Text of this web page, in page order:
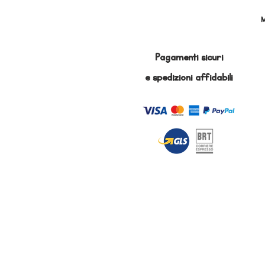
Pagamenti sicuri
espedizioni affidabili